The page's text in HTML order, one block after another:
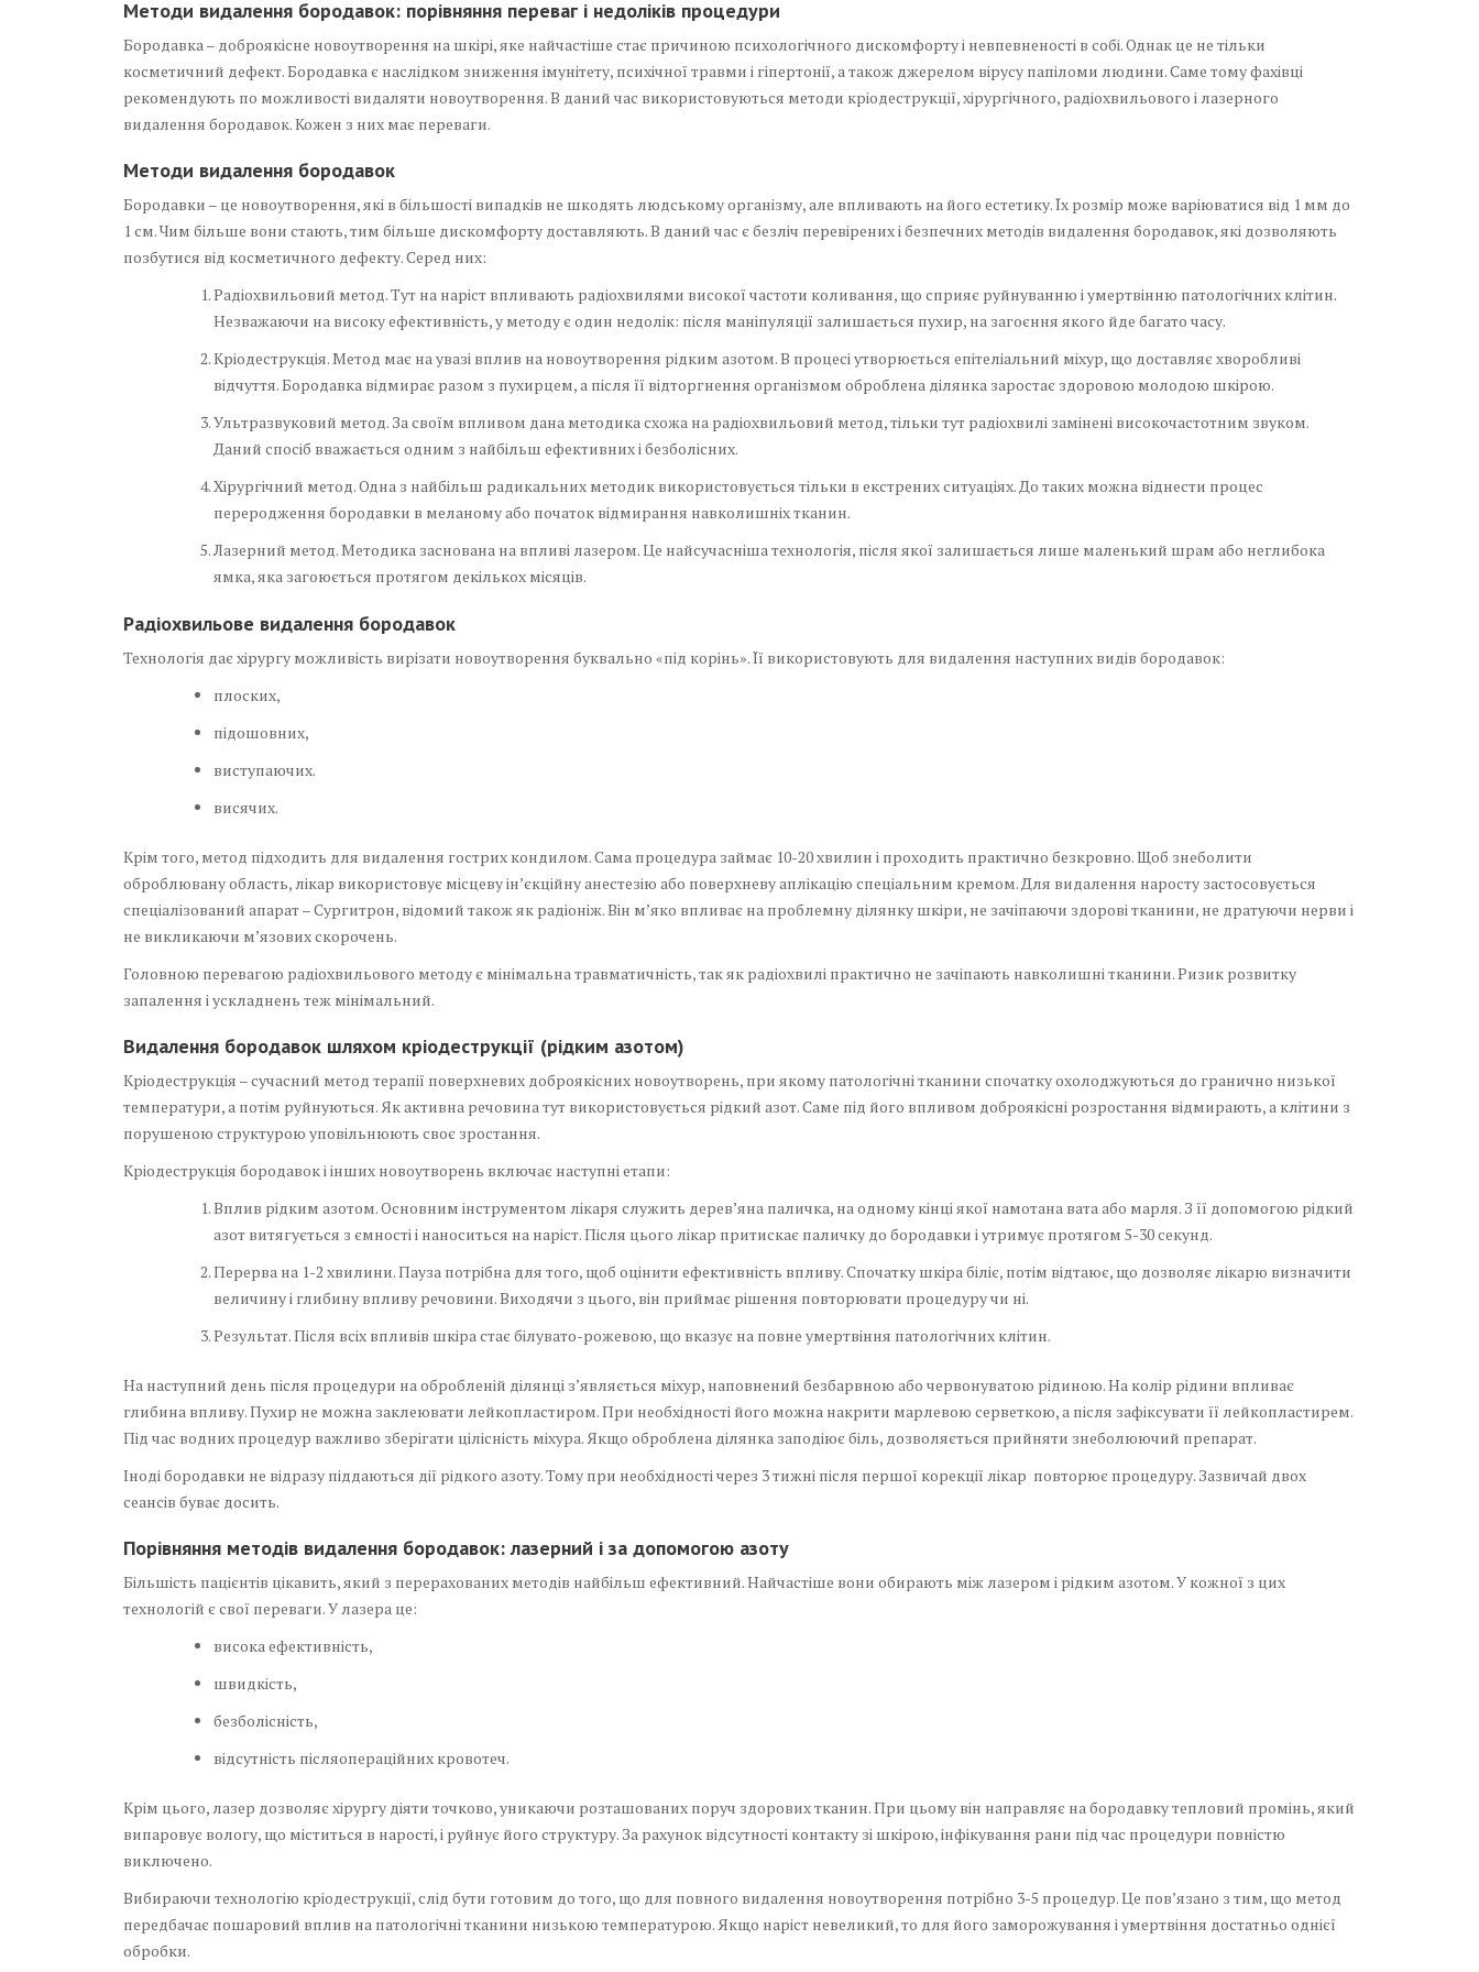
Методи видалення бородавок: порівняння переваг і недоліків процедури
Бородавка – доброякісне новоутворення на шкірі, яке найчастіше стає причиною психологічного дискомфорту і невпевненості в собі. Однак це не тільки
косметичний дефект. Бородавка є наслідком зниження імунітету, психічної травми і гіпертонії, а також джерелом вірусу папіломи людини. Саме тому фахівці
рекомендують по можливості видаляти новоутворення. В даний час використовуються методи кріодеструкції, хірургічного, радіохвильового і лазерного
видалення бородавок. Кожен з них має переваги.
Методи видалення бородавок
Бородавки – це новоутворення, які в більшості випадків не шкодять людському організму, але впливають на його естетику. Їх розмір може варіюватися від 1 мм до
1 см. Чим більше вони стають, тим більше дискомфорту доставляють. В даний час є безліч перевірених і безпечних методів видалення бородавок, які дозволяють
позбутися від косметичного дефекту. Серед них:
Радіохвильовий метод. Тут на наріст впливають радіохвилями високої частоти коливання, що сприяє руйнуванню і умертвінню патологічних клітин.
Незважаючи на високу ефективність, у методу є один недолік: після маніпуляції залишається пухир, на загоєння якого йде багато часу.
Кріодеструкція. Метод має на увазі вплив на новоутворення рідким азотом. В процесі утворюється епітеліальний міхур, що доставляє хворобливі
відчуття. Бородавка відмирає разом з пухирцем, а після її відторгнення організмом оброблена ділянка заростає здоровою молодою шкірою.
Ультразвуковий метод. За своїм впливом дана методика схожа на радіохвильовий метод, тільки тут радіохвилі замінені високочастотним звуком.
Даний спосіб вважається одним з найбільш ефективних і безболісних.
Хірургічний метод. Одна з найбільш радикальних методик використовується тільки в екстрених ситуаціях. До таких можна віднести процес
переродження бородавки в меланому або початок відмирання навколишніх тканин.
Лазерний метод. Методика заснована на впливі лазером. Це найсучасніша технологія, після якої залишається лише маленький шрам або неглибока
ямка, яка загоюється протягом декількох місяців.
Радіохвильове видалення бородавок
Технологія дає хірургу можливість вирізати новоутворення буквально «під корінь». Її використовують для видалення наступних видів бородавок:
плоских,
підошовних,
виступаючих.
висячих.
Крім того, метод підходить для видалення гострих кондилом. Сама процедура займає 10-20 хвилин і проходить практично безкровно. Щоб знеболити
оброблювану область, лікар використовує місцеву ін’єкційну анестезію або поверхневу аплікацію спеціальним кремом. Для видалення наросту застосовується
спеціалізований апарат – Сургитрон, відомий також як радіоніж. Він м’яко впливає на проблемну ділянку шкіри, не зачіпаючи здорові тканини, не дратуючи нерви і
не викликаючи м’язових скорочень.
Головною перевагою радіохвильового методу є мінімальна травматичність, так як радіохвилі практично не зачіпають навколишні тканини. Ризик розвитку
запалення і ускладнень теж мінімальний.
Видалення бородавок шляхом кріодеструкції (рідким азотом)
Кріодеструкція – сучасний метод терапії поверхневих доброякісних новоутворень, при якому патологічні тканини спочатку охолоджуються до гранично низької
температури, а потім руйнуються. Як активна речовина тут використовується рідкий азот. Саме під його впливом доброякісні розростання відмирають, а клітини з
порушеною структурою уповільнюють своє зростання.
Кріодеструкція бородавок і інших новоутворень включає наступні етапи:
Вплив рідким азотом. Основним інструментом лікаря служить дерев’яна паличка, на одному кінці якої намотана вата або марля. З її допомогою рідкий
азот витягується з ємності і наноситься на наріст. Після цього лікар притискає паличку до бородавки і утримує протягом 5-30 секунд.
Перерва на 1-2 хвилини. Пауза потрібна для того, щоб оцінити ефективність впливу. Спочатку шкіра біліє, потім відтаює, що дозволяє лікарю визначити
величину і глибину впливу речовини. Виходячи з цього, він приймає рішення повторювати процедуру чи ні.
Результат. Після всіх впливів шкіра стає білувато-рожевою, що вказує на повне умертвіння патологічних клітин.
На наступний день після процедури на обробленій ділянці з’являється міхур, наповнений безбарвною або червонуватою рідиною. На колір рідини впливає
глибина впливу. Пухир не можна заклеювати лейкопластиром. При необхідності його можна накрити марлевою серветкою, а після зафіксувати її лейкопластирем.
Під час водних процедур важливо зберігати цілісність міхура. Якщо оброблена ділянка заподіює біль, дозволяється прийняти знеболюючий препарат.
Іноді бородавки не відразу піддаються дії рідкого азоту. Тому при необхідності через 3 тижні після першої корекції лікар повторює процедуру. Зазвичай двох
сеансів буває досить.
Порівняння методів видалення бородавок: лазерний і за допомогою азоту
Більшість пацієнтів цікавить, який з перерахованих методів найбільш ефективний. Найчастіше вони обирають між лазером і рідким азотом. У кожної з цих
технологій є свої переваги. У лазера це:
висока ефективність,
швидкість,
безболісність,
відсутність післяопераційних кровотеч.
Крім цього, лазер дозволяє хірургу діяти точково, уникаючи розташованих поруч здорових тканин. При цьому він направляє на бородавку тепловий промінь, який
випаровує вологу, що міститься в нарості, і руйнує його структуру. За рахунок відсутності контакту зі шкірою, інфікування рани під час процедури повністю
виключено.
Вибираючи технологію кріодеструкції, слід бути готовим до того, що для повного видалення новоутворення потрібно 3-5 процедур. Це пов’язано з тим, що метод
передбачає пошаровий вплив на патологічні тканини низькою температурою. Якщо наріст невеликий, то для його заморожування і умертвіння достатньо однієї
обробки.